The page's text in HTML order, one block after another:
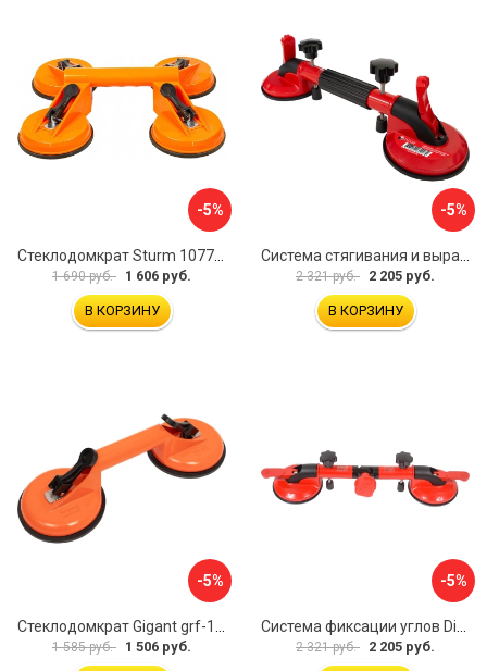
-5%
1 690 руб. 1 606 руб.
В КОРЗИНУ
-5%
2 321 руб. 2 205 руб.
В КОРЗИНУ
-5%
1 585 руб. 1 506 руб.
-5%
2 321 руб. 2 205 руб.